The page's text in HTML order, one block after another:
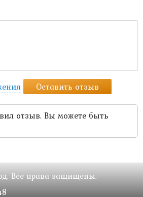
Оставить отзыв
отзыв. Вы можете быть
Все права защищены.